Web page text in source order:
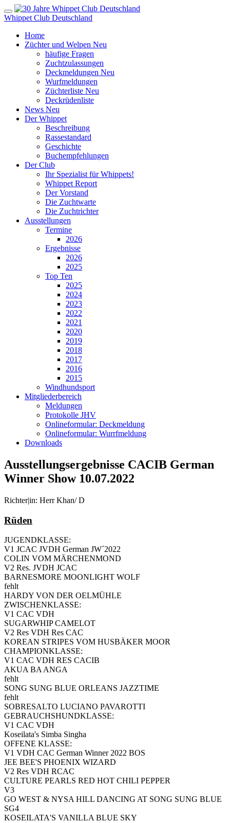
Whippet Club Deutschland
Home
Züchter und Welpen Neu
häufige Fragen
Zuchtzulassungen
Deckmeldungen Neu
Wurfmeldungen
Züchterliste Neu
Deckrüdenliste
News Neu
Der Whippet
Beschreibung
Rassestandard
Geschichte
Buchempfehlungen
Der Club
Ihr Spezialist für Whippets!
Whippet Report
Der Vorstand
Die Zuchtwarte
Die Zuchtrichter
Ausstellungen
Termine
2026
Ergebnisse
2026
2025
Top Ten
2025
2024
2023
2022
2021
2020
2019
2018
2017
2016
2015
Windhundsport
Mitgliederbereich
Meldungen
Protokolle JHV
Onlineformular: Deckmeldung
Onlineformular: Wurrfmeldung
Downloads
Ausstellungsergebnisse CACIB German
Winner Show 10.07.2022
Richter|in: Herr Khan/ D
Rüden
JUGENDKLASSE:
V1 JCAC JVDH German JW´2022
COLIN VOM MÄRCHENMOND
V2 Res. JVDH JCAC
BARNESMORE MOONLIGHT WOLF
fehlt
HARDY VON DER OELMÜHLE
ZWISCHENKLASSE:
V1 CAC VDH
SUGARWHIP CAMELOT
V2 Res VDH Res CAC
KOREAN STRIPES VOM HUSBÄKER MOOR
CHAMPIONKLASSE:
V1 CAC VDH RES CACIB
AKUA BA ANGA
fehlt
SONG SUNG BLUE ORLEANS JAZZTIME
fehlt
SOBRESALTO LUCIANO PAVAROTTI
GEBRAUCHSHUNDKLASSE:
V1 CAC VDH
Koseilata's Simba Singha
OFFENE KLASSE:
V1 VDH CAC German Winner 2022 BOS
JEE BEE'S PHOENIX WIZARD
V2 Res VDH RCAC
CULTURE PEARLS RED HOT CHILI PEPPER
V3
GO WEST & NYSA HILL DANCING AT SONG SUNG BLUE
SG4
KOSEILATA'S VANILLA BLUE SKY